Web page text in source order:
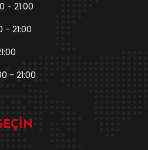
- 21:00
- 21:00
- 21:00